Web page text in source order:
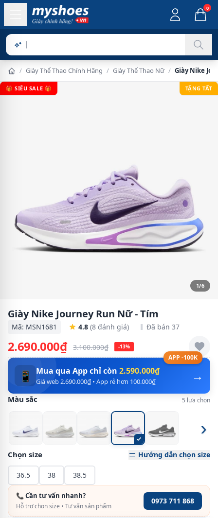
0
Sản phẩm c
/ Giày Thể Thao Chính Hãng / Giày Thể Thao Nữ / Giày Nike
🎁 SIÊU SALE 🎁 TẶNG TẤT
1/6
Giày Nike Journey Run Nữ - Tím
Mã: MSN1681 4.8 (8 đánh giá) Đã bán 37
2.690.000₫ 3.100.000₫ -13%
APP -100K
→
📱 Mua qua App chỉ còn 2.590.000₫
Giá web 2.690.000₫ • App rẻ hơn 100.000₫
Màu sắc 5 lựa chọn
›
Chọn size Hướng dẫn chọn size
36.5 38 38.5
📞 Cần tư vấn nhanh?
Hỗ trợ chọn size • Tư vấn sản phẩm
0973 711 868